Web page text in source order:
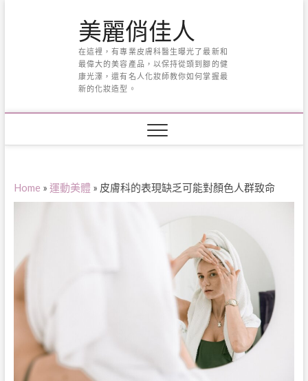
美麗俏佳人
在這裡，有專業皮膚科醫生曝光了最新和
最偉大的美容產品，以保持從頭到腳的健
康光澤，還有名人化妝師教你如何掌握最
新的化妝造型。
Home » 運動美體 » 皮膚科的表現缺乏可能對顏色人群致命